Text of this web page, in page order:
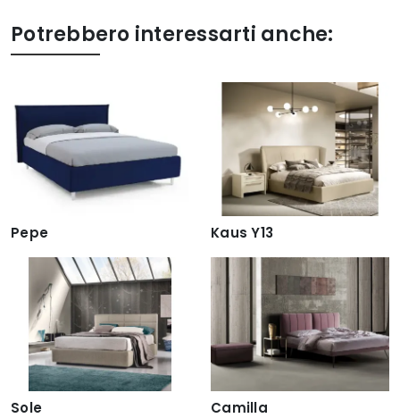
Potrebbero interessarti anche:
Pepe Kaus Y13
Sole Camilla